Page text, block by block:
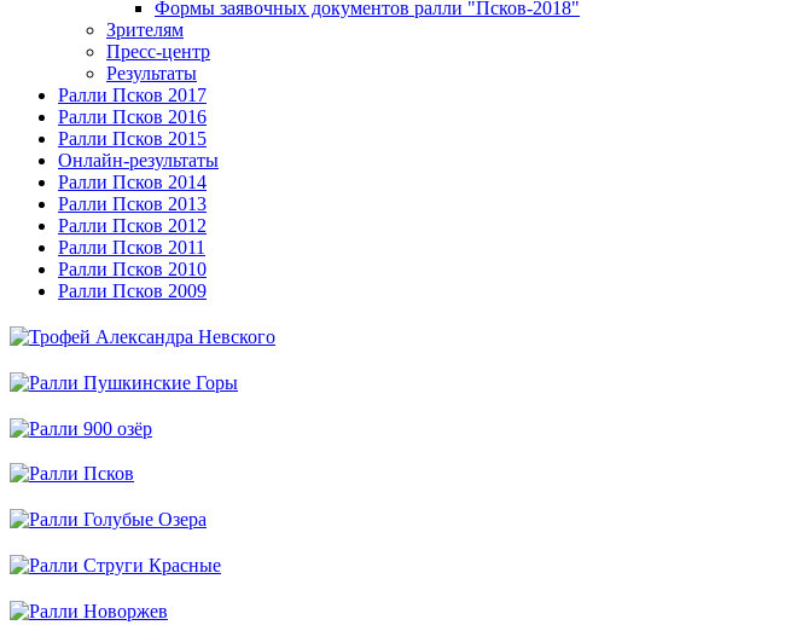
Формы заявочных документов ралли "Псков-2018"
Зрителям
Пресс-центр
Результаты
Ралли Псков 2017
Ралли Псков 2016
Ралли Псков 2015
Онлайн-результаты
Ралли Псков 2014
Ралли Псков 2013
Ралли Псков 2012
Ралли Псков 2011
Ралли Псков 2010
Ралли Псков 2009